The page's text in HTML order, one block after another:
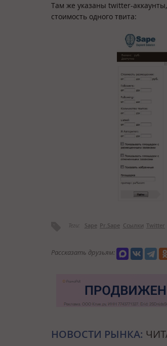
Там же указаны twitter-
стоимость одного твита:
Теги: Sape Pr.Sape Ссылки Twitter
Рассказать друзьям:
НОВОСТИ РЫНКА: